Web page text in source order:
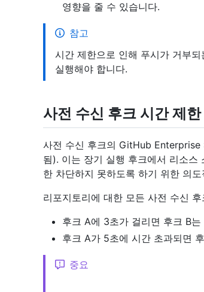
영향을 줄 수 있습니다.
참고
시간 제한으로 인해 푸시가 거부
실행해야 합니다.
사전 수신 후크 시간 제한
사전 수신 후크의 GitHub Enterprise
됨). 이는 장기 실행 후크에서 리소스
한 차단하지 못하도록 하기 위한 의
리포지토리에 대한 모든 사전 수신 후
후크 A에 3초가 걸리면 후크 B
후크 A가 5초에 시간 초과되면
중요